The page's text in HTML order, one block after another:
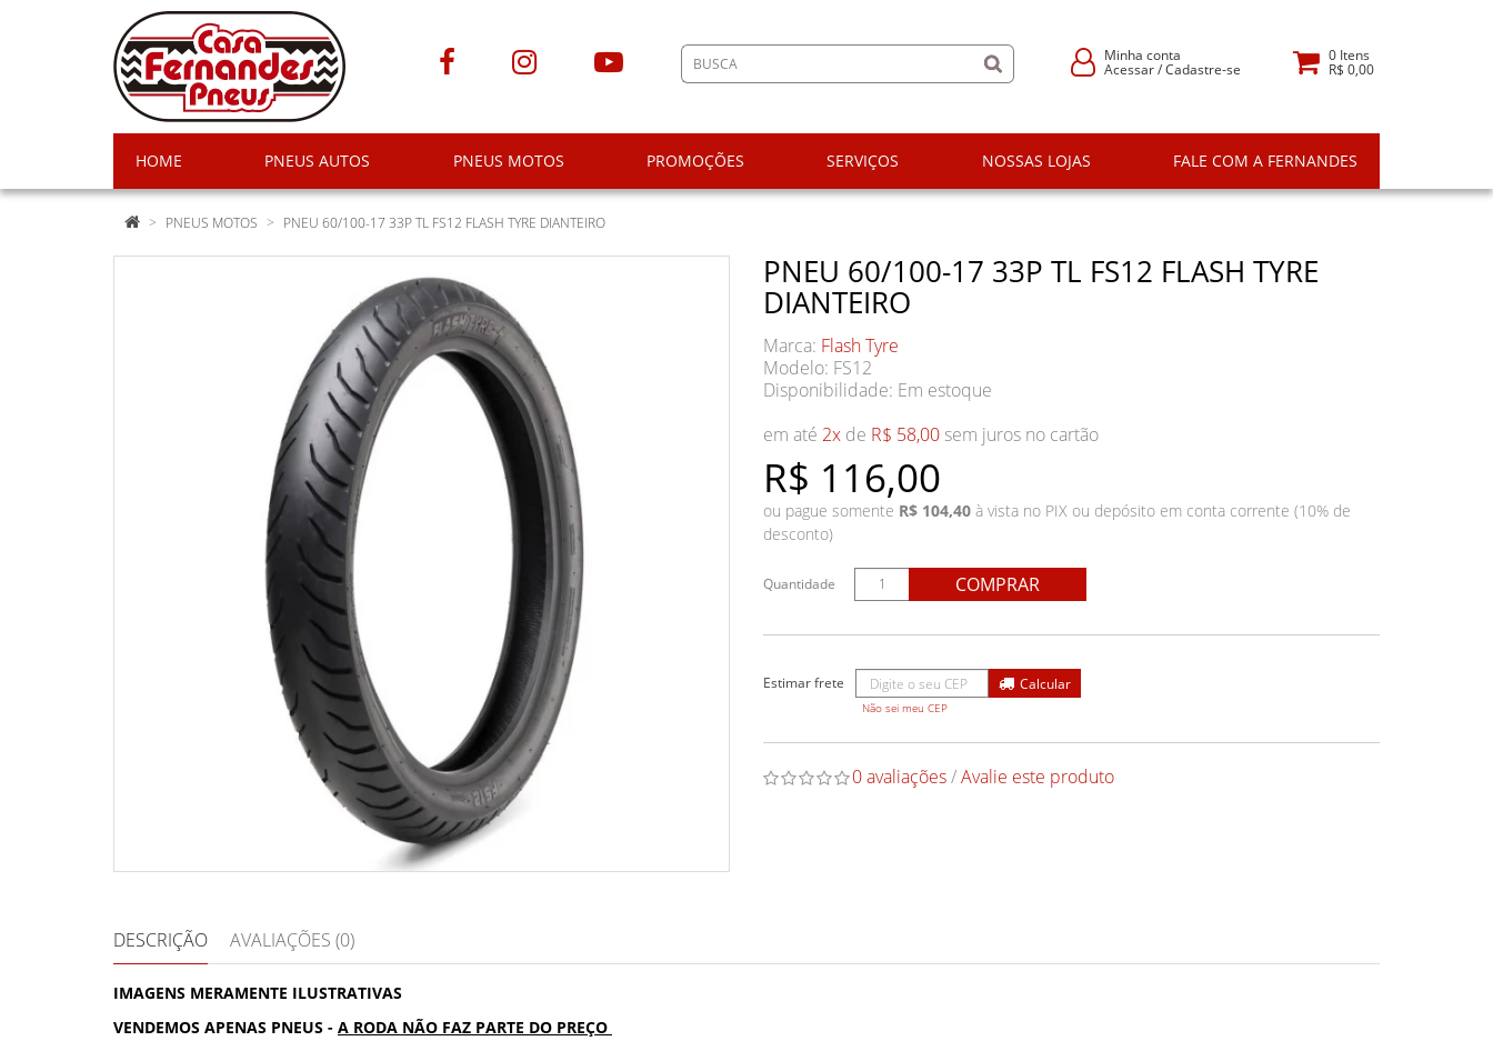
Minha conta
Acessar/Cadastre-se
0Itens
R$ 0,00
HOME PNEUS AUTOS PNEUS MOTOS PROMOÇÕES SERVIÇOS NOSSAS LOJAS FALE COM A FERNANDES
PNEUS MOTOS PNEU 60/100-17 33P TL FS12 FLASH TYRE DIANTEIRO
PNEU 60/100-17 33P TL FS12 FLASH TYRE
DIANTEIRO
Marca: Flash Tyre
Modelo: FS12
Disponibilidade: Em estoque
R$ 116,00
em até 2x de R$ 58,00 sem juros no cartão
ou pague somente R$ 104,40 à vista no PIX ou depósito em conta corrente (10% de
desconto)
Quantidade COMPRAR
Não sei meu CEP
0 avaliações/Avalie este produto
DESCRIÇÃO AVALIAÇÕES (0)
IMAGENS MERAMENTE ILUSTRATIVAS
VENDEMOS APENAS PNEUS - A RODA NÃO FAZ PARTE DO PREÇO